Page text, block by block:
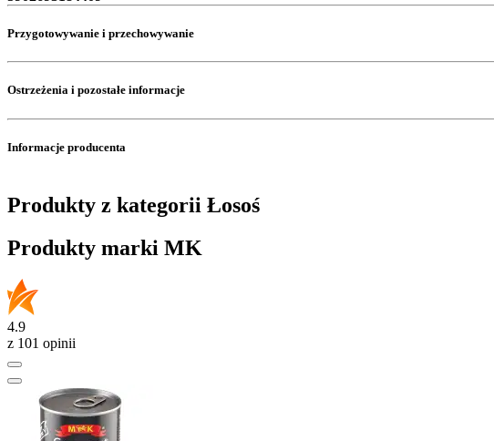
Przygotowywanie i przechowywanie
Ostrzeżenia i pozostałe informacje
Informacje producenta
Produkty z kategorii Łosoś
Produkty marki MK
4.9
z 101 opinii